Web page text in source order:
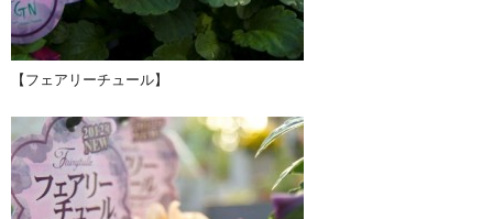
【フェアリーチュール】